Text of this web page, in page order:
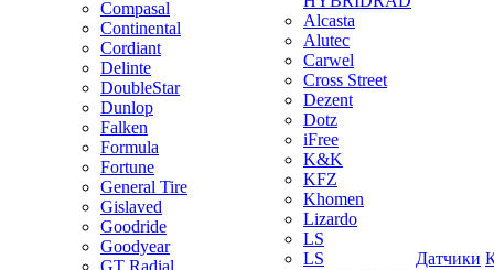
Compasal
Continental
Cordiant
Delinte
DoubleStar
Dunlop
Falken
Formula
Fortune
General Tire
Gislaved
Goodride
Goodyear
GT Radial
Alcasta
Alutec
Carwel
Cross Street
Dezent
Dotz
iFree
K&K
KFZ
Khomen
Lizardo
LS
LS
Датчики